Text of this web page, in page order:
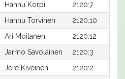
Hannu Korpi 2120:7
Hannu Torvinen 2120:10
Ari Moilanen 2120:12
Jarmo Savolainen 2120:3
Jere Kiveinen 2120:2